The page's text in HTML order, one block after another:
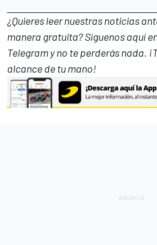
¿Quieres leer nuestras noticias
manera gratuita? Síguenosaquí
Telegramy no te perderás nada.
alcance de tu mano!